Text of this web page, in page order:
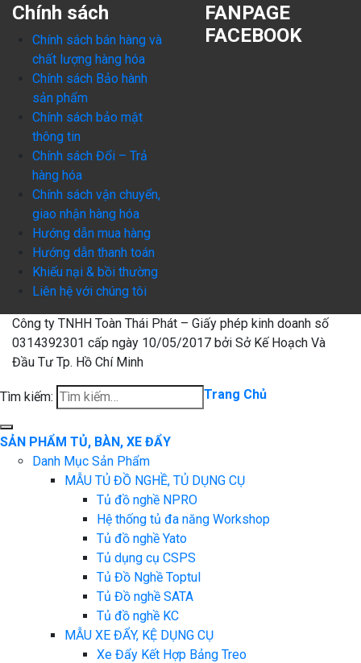
Chính sách
Chính sách bán hàng và
chất lượng hàng hóa
Chính sách Bảo hành
sản phẩm
Chính sách bảo mật
thông tin
Chính sách Đổi – Trả
hàng hóa
Chính sách vận chuyển,
giao nhận hàng hóa
Hướng dẫn mua hàng
Hướng dẫn thanh toán
Khiếu nại & bồi thường
Liên hệ với chúng tôi
FANPAGE
FACEBOOK
Công ty TNHH Toàn Thái Phát – Giấy phép kinh doanh số
0314392301 cấp ngày 10/05/2017 bởi Sở Kế Hoạch Và
Đầu Tư Tp. Hồ Chí Minh
Tìm kiếm: Trang Chủ
SẢN PHẨM TỦ, BÀN, XE ĐẨY
Danh Mục Sản Phẩm
MẪU TỦ ĐỒ NGHỀ, TỦ DỤNG CỤ
Tủ đồ nghề NPRO
Hệ thống tủ đa năng Workshop
Tủ đồ nghề Yato
Tủ dụng cụ CSPS
Tủ Đồ Nghề Toptul
Tủ Đồ nghề SATA
Tủ đồ nghề KC
MẪU XE ĐẨY, KỆ DỤNG CỤ
Xe Đẩy Kết Hợp Bảng Treo